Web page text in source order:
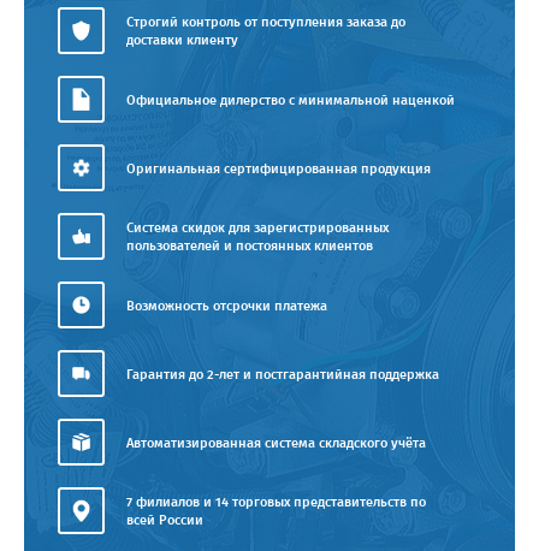
Строгий контроль от поступления заказа до
доставки клиенту
Официальное дилерство с минимальной наценкой
Оригинальная сертифицированная продукция
Система скидок для зарегистрированных
пользователей и постоянных клиентов
Возможность отсрочки платежа
Гарантия до 2-лет и постгарантийная поддержка
Автоматизированная система складского учёта
7 филиалов и 14 торговых представительств по
всей России